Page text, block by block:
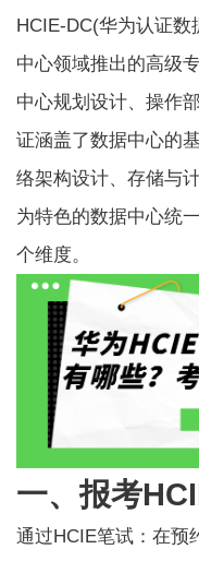
HCIE-DC(华为认证
中心领域推出的高级
中心规划设计、操作
证涵盖了数据中心的
络架构设计、存储与
为特色的数据中心统
个维度。
一、报考
通过HCIE笔试：在预